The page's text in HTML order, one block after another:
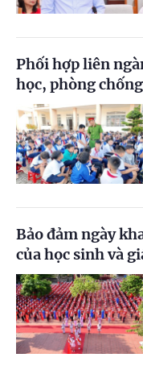
Phối hợp liên
học, phòng
Bảo đảm ngày
của học sinh và